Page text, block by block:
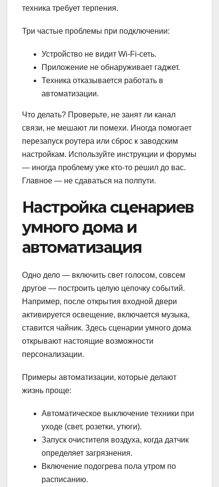
техника требует терпения.
Три частые проблемы при подключении:
Устройство не видит Wi-Fi-сеть.
Приложение не обнаруживает гаджет.
Техника отказывается работать в
автоматизации.
Что делать? Проверьте, не занят ли канал
связи, не мешают ли помехи. Иногда помогает
перезапуск роутера или сброс к заводским
настройкам. Используйте инструкции и форумы
— иногда проблему уже кто-то решил до вас.
Главное — не сдаваться на полпути.
Настройка сценариев
умного дома и
автоматизация
Одно дело — включить свет голосом, совсем
другое — построить целую цепочку событий.
Например, после открытия входной двери
активируется освещение, включается музыка,
ставится чайник. Здесь сценарии умного дома
открывают настоящие возможности
персонализации.
Примеры автоматизации, которые делают
жизнь проще:
Автоматическое выключение техники при
уходе (свет, розетки, утюги).
Запуск очистителя воздуха, когда датчик
определяет загрязнения.
Включение подогрева пола утром по
расписанию.